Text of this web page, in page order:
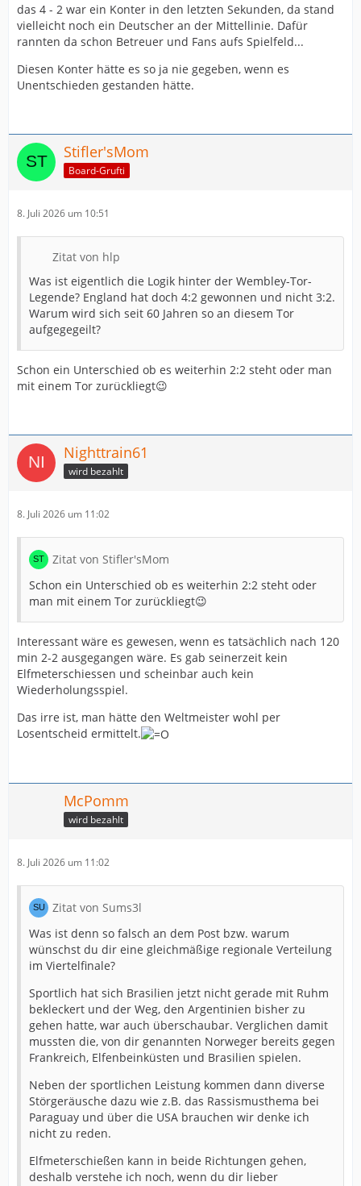
das 4 - 2 war ein Konter in den letzten Sekunden, da stand
vielleicht noch ein Deutscher an der Mittellinie. Dafür
rannten da schon Betreuer und Fans aufs Spielfeld...
Diesen Konter hätte es so ja nie gegeben, wenn es
Unentschieden gestanden hätte.
Stifler'sMom
Board-Grufti
8. Juli 2026 um 10:51
Zitat von hlp
Was ist eigentlich die Logik hinter der Wembley-Tor-
Legende? England hat doch 4:2 gewonnen und nicht 3:2.
Warum wird sich seit 60 Jahren so an diesem Tor
aufgegegeilt?
Schon ein Unterschied ob es weiterhin 2:2 steht oder man
mit einem Tor zurückliegt😉
Nighttrain61
wird bezahlt
8. Juli 2026 um 11:02
Zitat von Stifler'sMom
Schon ein Unterschied ob es weiterhin 2:2 steht oder
man mit einem Tor zurückliegt😉
Interessant wäre es gewesen, wenn es tatsächlich nach 120
min 2-2 ausgegangen wäre. Es gab seinerzeit kein
Elfmeterschiessen und scheinbar auch kein
Wiederholungsspiel.
Das irre ist, man hätte den Weltmeister wohl per
Losentscheid ermittelt.
McPomm
wird bezahlt
8. Juli 2026 um 11:02
Zitat von Sums3l
Was ist denn so falsch an dem Post bzw. warum
wünschst du dir eine gleichmäßige regionale Verteilung
im Viertelfinale?
Sportlich hat sich Brasilien jetzt nicht gerade mit Ruhm
bekleckert und der Weg, den Argentinien bisher zu
gehen hatte, war auch überschaubar. Verglichen damit
mussten die, von dir genannten Norweger bereits gegen
Frankreich, Elfenbeinküsten und Brasilien spielen.
Neben der sportlichen Leistung kommen dann diverse
Störgeräusche dazu wie z.B. das Rassismusthema bei
Paraguay und über die USA brauchen wir denke ich
nicht zu reden.
Elfmeterschießen kann in beide Richtungen gehen,
deshalb verstehe ich noch, wenn du dir lieber